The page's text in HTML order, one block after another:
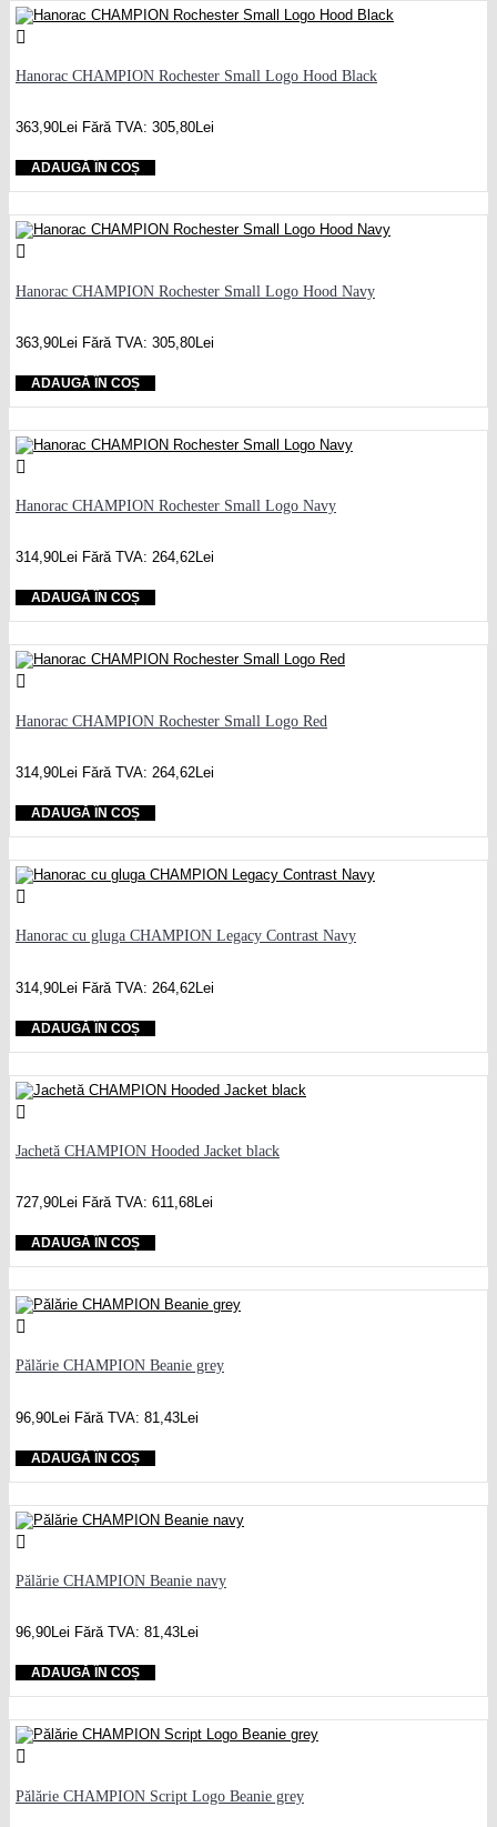
Hanorac CHAMPION Rochester Small Logo Hood Black
363,90Lei Fără TVA: 305,80Lei
ADAUGĂ ÎN COȘ
Hanorac CHAMPION Rochester Small Logo Hood Navy
363,90Lei Fără TVA: 305,80Lei
ADAUGĂ ÎN COȘ
Hanorac CHAMPION Rochester Small Logo Navy
314,90Lei Fără TVA: 264,62Lei
ADAUGĂ ÎN COȘ
Hanorac CHAMPION Rochester Small Logo Red
314,90Lei Fără TVA: 264,62Lei
ADAUGĂ ÎN COȘ
Hanorac cu gluga CHAMPION Legacy Contrast Navy
314,90Lei Fără TVA: 264,62Lei
ADAUGĂ ÎN COȘ
Jachetă CHAMPION Hooded Jacket black
727,90Lei Fără TVA: 611,68Lei
ADAUGĂ ÎN COȘ
Pălărie CHAMPION Beanie grey
96,90Lei Fără TVA: 81,43Lei
ADAUGĂ ÎN COȘ
Pălărie CHAMPION Beanie navy
96,90Lei Fără TVA: 81,43Lei
ADAUGĂ ÎN COȘ
Pălărie CHAMPION Script Logo Beanie grey